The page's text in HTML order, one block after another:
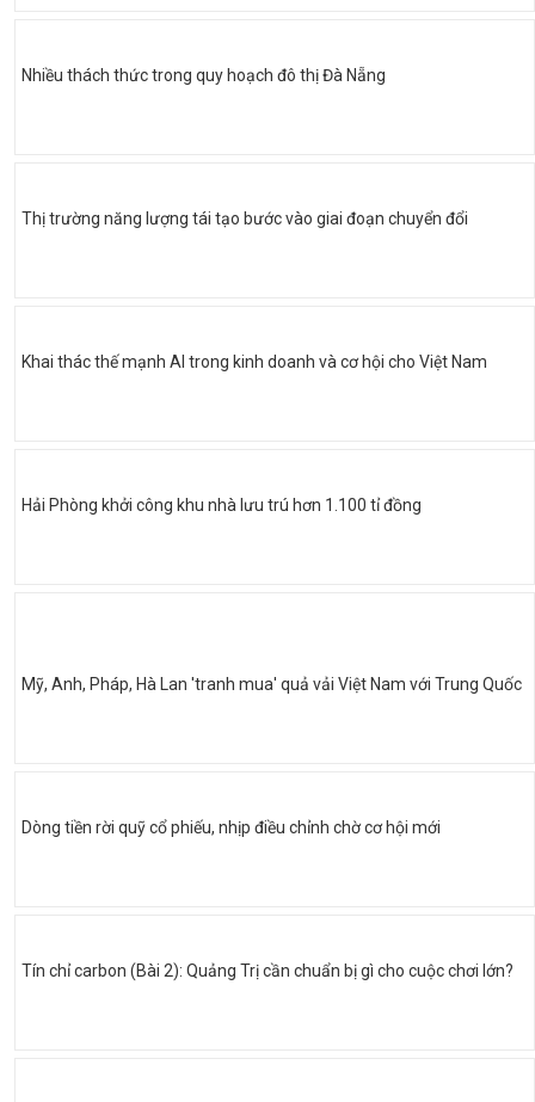
Nhiều thách thức trong quy hoạch đô thị Đà Nẵng
Thị trường năng lượng tái tạo bước vào giai đoạn chuyển đổi
Khai thác thế mạnh AI trong kinh doanh và cơ hội cho Việt Nam
Hải Phòng khởi công khu nhà lưu trú hơn 1.100 tỉ đồng
Mỹ, Anh, Pháp, Hà Lan 'tranh mua' quả vải Việt Nam với Trung Quốc
Dòng tiền rời quỹ cổ phiếu, nhịp điều chỉnh chờ cơ hội mới
Tín chỉ carbon (Bài 2): Quảng Trị cần chuẩn bị gì cho cuộc chơi lớn?